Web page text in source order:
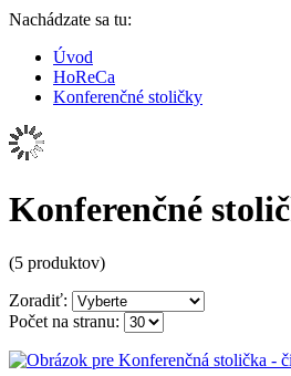
Nachádzate sa tu:
Úvod
HoReCa
Konferenčné stoličky
Konferenčné
(5 produktov)
Zoradiť:
Počet na stranu: